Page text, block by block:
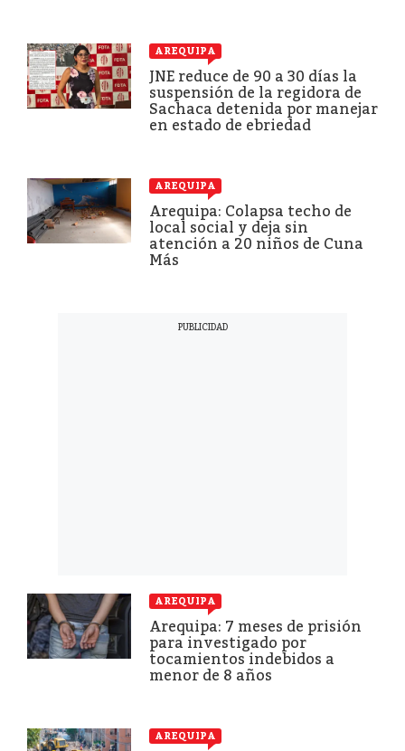
AREQUIPA
JNE reduce de 90 a 30 días la
suspensión de la regidora de
Sachaca detenida por manejar
en estado de ebriedad
AREQUIPA
Arequipa: Colapsa techo de
local social y deja sin
atención a 20 niños de Cuna
Más
AREQUIPA
Arequipa: 7 meses de prisión
para investigado por
tocamientos indebidos a
menor de 8 años
AREQUIPA